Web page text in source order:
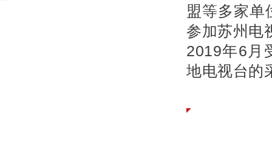
盟等多家单
参加苏州电
2019年6月
地电视台的